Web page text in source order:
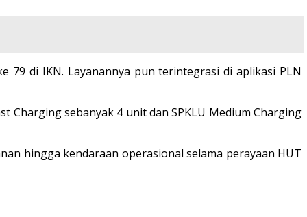
79 di IKN. Layanannya pun terintegrasi di aplikasi PLN
Charging sebanyak 4 unit dan SPKLU Medium Charging
hingga kendaraan operasional selama perayaan HUT